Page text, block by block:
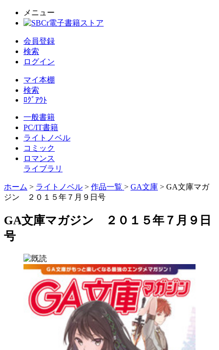
メニュー
会員登録
検索
ログイン
マイ本棚
検索
ﾛｸﾞｱｳﾄ
一般書籍
PC/IT書籍
ライトノベル
コミック
ロマンス
ライブラリ
ホーム > ライトノベル > 作品一覧 > GA文庫 > GA文庫マガ
ジン ２０１５年７月９日号
GA文庫マガジン ２０１５年７月９日
号